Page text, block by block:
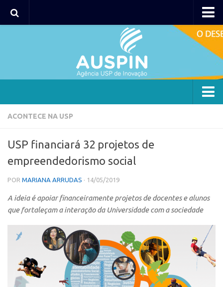
Agência
Coordenação
Polos
Polo Capital
Polo Lorena
Polo Ribeirão Preto
Polo São Carlos
Programas
Bolsa Empreendedorismo
Bolsa Startup USP
ACONTECE NA USP
USP financiará 32 projetos de
empreendedorismo social
POR MARIANA ARRUDAS · 14/05/2019
A ideia é apoiar financeiramente projetos de docentes e alunos
que fortaleçam a interação da Universidade com a sociedade